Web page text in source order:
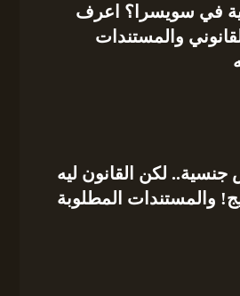
في سويسرا؟ اعرف
والمستندات
لكن القانون ليه
والمستندات المطلوبة